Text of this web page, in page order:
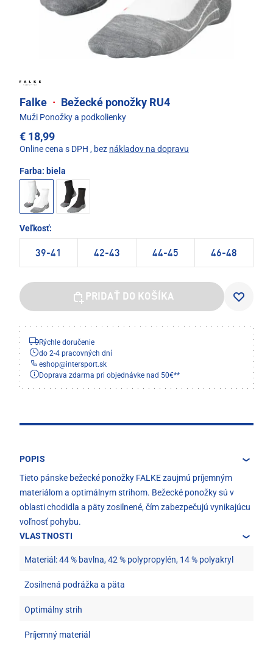
Falke · Bežecké ponožky RU4
Muži Ponožky a podkolienky
€ 18,99
Online cena s DPH , bez nákladov na dopravu
Farba: biela
Veľkosť:
39-41 42-43 44-45 46-48
PRIDAŤ DO KOŠÍKA
Rýchle doručenie
do 2-4 pracovných dní
eshop@intersport.sk
Doprava zdarma pri objednávke nad 50€**
POPIS
Tieto pánske bežecké ponožky FALKE zaujmú príjemným
materiálom a optimálnym strihom. Bežecké ponožky sú v
oblasti chodidla a päty zosilnené, čím zabezpečujú vynikajúcu
voľnosť pohybu.
VLASTNOSTI
Materiál: 44 % bavlna, 42 % polypropylén, 14 % polyakryl
Zosilnená podrážka a päta
Optimálny strih
Príjemný materiál